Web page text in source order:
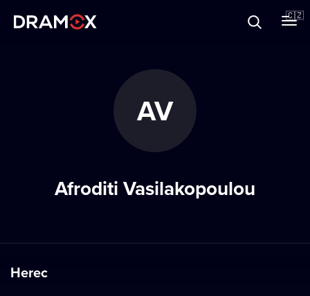
🇨🇿
AV
Afroditi Vasilakopoulou
Herec